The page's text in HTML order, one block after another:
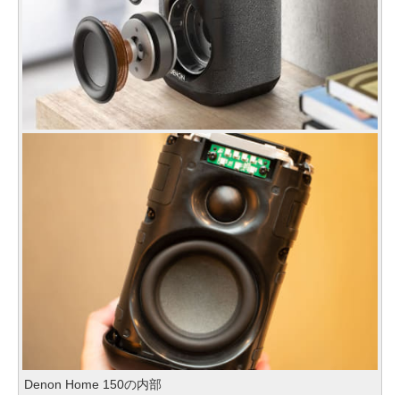
Denon Home 150の内部